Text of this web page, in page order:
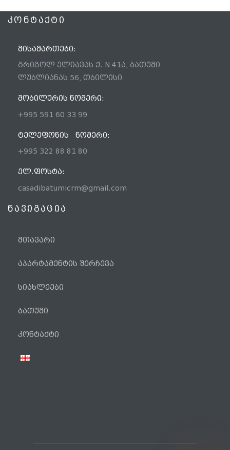
ᲙᲝᲜᲢᲐᲥᲢᲘ
ᲛᲘᲡᲐᲛᲐᲠᲗᲔᲑᲘ:
გრიგოლ ელიავას ქ. N 41ა, ბათუმი
ლუბლიანას 56, თბილისი
ᲛᲝᲑᲘᲚᲣᲠᲘᲡ ᲜᲝᲛᲔᲠᲘ:
+995 591 60 33 99
ᲢᲔᲚᲔᲤᲝᲜᲘᲡ ᲜᲝᲛᲔᲠᲘ:
+995 322 88 81 80
ᲔᲚ.ᲤᲝᲡᲢᲐ:
casadibatumicrm@gmail.com
ნავიგაცია
მთავარი
აპარტამენტის შერჩევა
სიახლეები
ბათუმი
კონტაქტი